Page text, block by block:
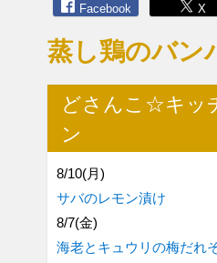
Facebook X
蒸し鶏のバン
どさんこ☆キッ
ン
8/10(月)
サバのレモン漬け
8/7(金)
海老とキュウリの梅だれ